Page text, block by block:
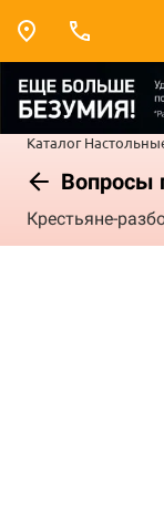
Каталог
Вопросы
Крестьяне-